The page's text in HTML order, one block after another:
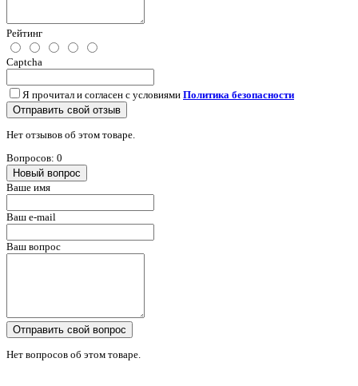
Рейтинг
Captcha
Я прочитал и согласен с условиями Политика безопасности
Отправить свой отзыв
Нет отзывов об этом товаре.
Вопросов: 0
Новый вопрос
Ваше имя
Ваш e-mail
Ваш вопрос
Отправить свой вопрос
Нет вопросов об этом товаре.